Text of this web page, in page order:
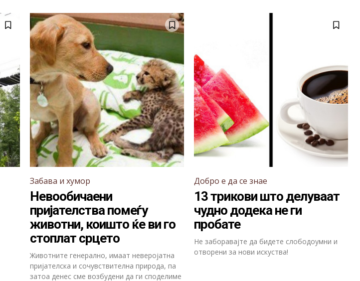
Забава и хумор
Невообичаени
пријателства помеѓу
животни, коишто ќе ви го
стоплат срцето
Животните генерално, имаат неверојатна
пријателска и сочувствителна природа, па
затоа денес сме возбудени да ги споделиме
Добро е да се знае
13 трикови што делуваат
чудно додека не ги
пробате
Не заборавајте да бидете слободоумни и
отворени за нови искуства!